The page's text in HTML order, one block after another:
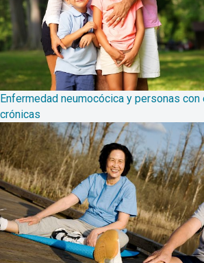
Enfermedad neumocócica y personas
crónicas